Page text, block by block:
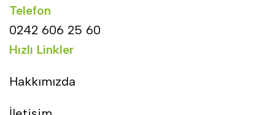
Telefon
0242 606 25 60
Hızlı Linkler
Hakkımızda